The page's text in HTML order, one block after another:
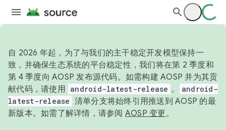
自 2026 年起，为了与我们的主干稳定开发模型保持一
致，并确保生态系统的平台稳定性，我们将在第 2 季度和
第 4 季度向 AOSP 发布源代码。如需构建 AOSP 并为其贡
献代码，请使用 android-latest-release 。
android-
latest-release 清单分支将始终引用推送到 AOSP 的最
新版本。如需了解详情，请参阅 AOSP 变更。